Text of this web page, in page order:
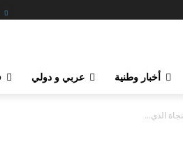
أخبار وطنية عربي و دولي
الذي...